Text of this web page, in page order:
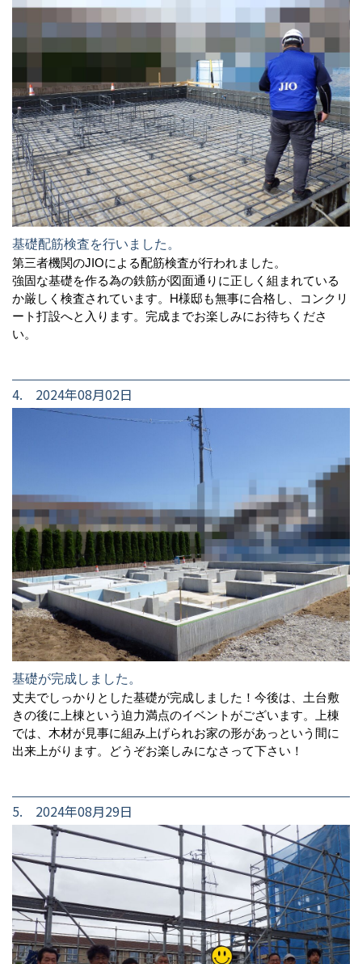
基礎配筋検査を行いました。
第三者機関のJIOによる配筋検査が行われました。
強固な基礎を作る為の鉄筋が図面通りに正しく組まれている
か厳しく検査されています。H様邸も無事に合格し、コンクリ
ート打設へと入ります。完成までお楽しみにお待ちくださ
い。
4. 2024年08月02日
基礎が完成しました。
丈夫でしっかりとした基礎が完成しました！今後は、土台敷
きの後に上棟という迫力満点のイベントがございます。上棟
では、木材が見事に組み上げられお家の形があっという間に
出来上がります。どうぞお楽しみになさって下さい！
5. 2024年08月29日